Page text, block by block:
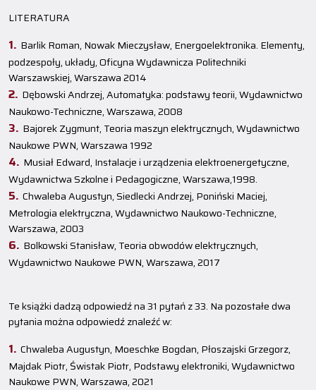
LITERATURA
Barlik Roman, Nowak Mieczysław, Energoelektronika. Elementy,
podzespoły, układy, Oficyna Wydawnicza Politechniki
Warszawskiej, Warszawa 2014
Dębowski Andrzej, Automatyka: podstawy teorii, Wydawnictwo
Naukowo-Techniczne, Warszawa, 2008
Bajorek Zygmunt, Teoria maszyn elektrycznych, Wydawnictwo
Naukowe PWN, Warszawa 1992
Musiał Edward, Instalacje i urządzenia elektroenergetyczne,
Wydawnictwa Szkolne i Pedagogiczne, Warszawa,1998.
Chwaleba Augustyn, Siedlecki Andrzej, Poniński Maciej,
Metrologia elektryczna, Wydawnictwo Naukowo-Techniczne,
Warszawa, 2003
Bolkowski Stanisław, Teoria obwodów elektrycznych,
Wydawnictwo Naukowe PWN, Warszawa, 2017
Te książki dadzą odpowiedź na 31 pytań z 33. Na pozostałe dwa
pytania można odpowiedź znaleźć w:
Chwaleba Augustyn, Moeschke Bogdan, Płoszajski Grzegorz,
Majdak Piotr, Świstak Piotr, Podstawy elektroniki, Wydawnictwo
Naukowe PWN, Warszawa, 2021